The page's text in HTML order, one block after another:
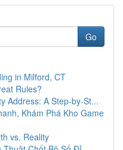
Go
in Milford, CT
Rules?
Address: A Step-by-St...
Khám Phá Kho Game
vs. Reality